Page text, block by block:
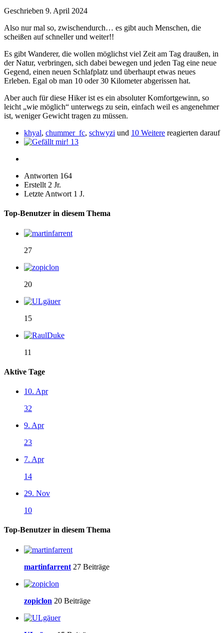
Geschrieben 9. April 2024
Also nur mal so, zwischendurch… es gibt auch Menschen, die
scheißen auf schneller und weiter!!
Es gibt Wanderer, die wollen möglichst viel Zeit am Tag draußen, in
der Natur, verbringen, sich dabei bewegen und jeden Tag eine neue
Gegend, einen neuen Schlafplatz und überhaupt etwas neues
Erleben. Egal ob man 10 oder 30 Kilometer abgerissen hat.
Aber auch für diese Hiker ist es ein absoluter Komfortgewinn, so
leicht „wie möglich“ unterwegs zu sein, einfach weil es angenehmer
ist, weniger Gewicht tragen zu müssen.
khyal, chummer_fc, schwyzi und 10 Weitere reagierten darauf
13
Antworten 164
Erstellt 2 Jr.
Letzte Antwort 1 J.
Top-Benutzer in diesem Thema
27
20
15
11
Aktive Tage
10. Apr
32
9. Apr
23
7. Apr
14
29. Nov
10
Top-Benutzer in diesem Thema
martinfarrent 27 Beiträge
zopiclon 20 Beiträge